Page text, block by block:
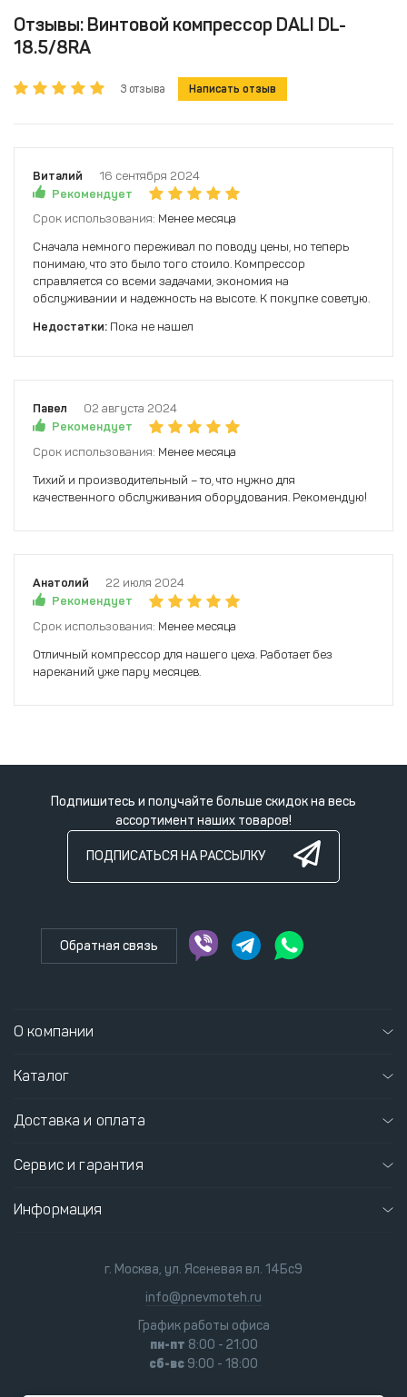
Отзывы: Винтовой компрессор DALI DL-
18.5/8RA
3 отзыва Написать отзыв
Виталий
16 сентября 2024
Рекомендует
Срок использования: Менее месяца
Сначала немного переживал по поводу цены, но теперь
понимаю, что это было того стоило. Компрессор
справляется со всеми задачами, экономия на
обслуживании и надежность на высоте. К покупке советую.
Недостатки: Пока не нашел
Павел
02 августа 2024
Рекомендует
Срок использования: Менее месяца
Тихий и производительный – то, что нужно для
качественного обслуживания оборудования. Рекомендую!
Анатолий
22 июля 2024
Рекомендует
Срок использования: Менее месяца
Отличный компрессор для нашего цеха. Работает без
нареканий уже пару месяцев.
Подпишитесь и получайте больше скидок на весь
ассортимент наших товаров!
ПОДПИСАТЬСЯ НА РАССЫЛКУ
Обратная связь
О компании
Каталог
Доставка и оплата
Сервис и гарантия
Информация
г. Москва, ул. Ясеневая вл. 14Бс9
info@pnevmoteh.ru
График работы офиса
пн-пт 8:00 - 21:00
сб-вс 9:00 - 18:00